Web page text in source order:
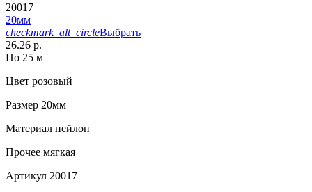
20017
20мм
checkmark_alt_circleВыбрать
26.26 р.
По 25 м
Цвет розовый
Размер 20мм
Материал нейлон
Прочее мягкая
Артикул 20017